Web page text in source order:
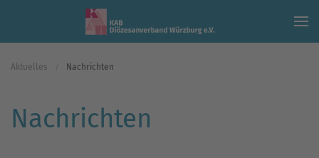
Skip to main content
Aktuelles Nachrichten
Nachrichten